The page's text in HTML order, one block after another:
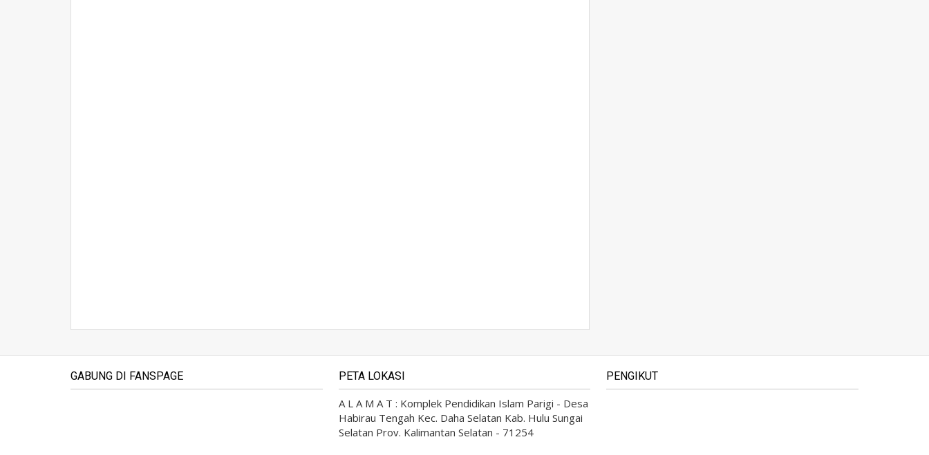
GABUNG DI FANSPAGE PETA LOKASI
A L A M A T : Komplek Pendidikan Islam Parigi - Desa
Habirau Tengah Kec. Daha Selatan Kab. Hulu Sungai
Selatan Prov. Kalimantan Selatan - 71254
PENGIKUT